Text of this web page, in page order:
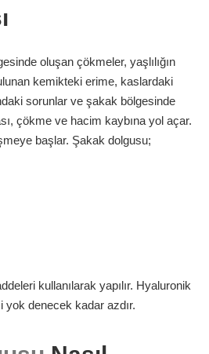
oluşan çökmeler, yaşlılığın
kemikteki erime, kaslardaki
sorunlar ve şakak bölgesinde
çökme ve hacim kaybına yol açar.
başlar. Şakak dolgusu;
kullanılarak yapılır. Hyaluronik
yok denecek kadar azdır.